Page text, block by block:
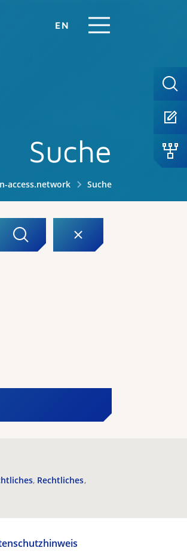
EN
Suche
access.network Suche
Rechtliches